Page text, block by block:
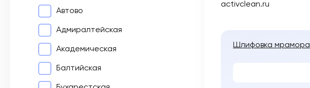
Автово
Адмиралтейская
Академическая
Балтийская
activclean.ru
Шлифовка мрамора